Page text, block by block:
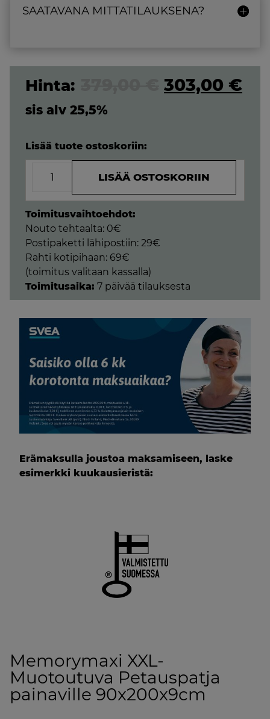
SAATAVANA MITTATILAUKSENA?
Original
303,00 €
sis alv 25,5%
Lisää tuote ostoskoriin:
XXL-
Muotoutuva
petauspatja
painaville
90x200x9cm
määrä
LISÄÄ OSTOSKORIIN
Toimitusvaihtoehdot:
Nouto tehtaalta: 0€
Postipaketti lähipostiin: 29€
Rahti kotipihaan: 69€
(toimitus valitaan kassalla)
Toimitusaika: 7 päivää tilauksesta
Erämaksulla joustoa maksamiseen, laske
esimerkki kuukausieristä:
Memorymaxi XXL-
Muotoutuva Petauspatja
painaville 90x200x9cm